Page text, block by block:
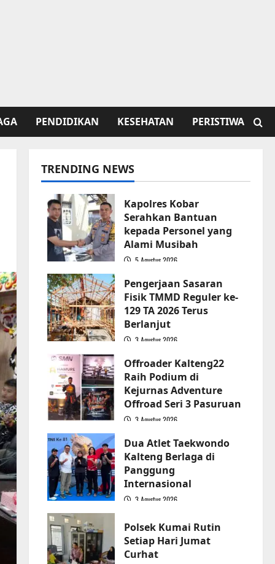
PENDIDIKAN KESEHATAN PERISTIWA
TRENDING NEWS
Kapolres Kobar
Serahkan Bantuan
kepada Personel yang
Alami Musibah
5 Agustus 2026
Pengerjaan Sasaran
Fisik TMMD Reguler ke-
129 TA 2026 Terus
Berlanjut
3 Agustus 2026
Offroader Kalteng22
Raih Podium di
Kejurnas Adventure
Offroad Seri 3 Pasuruan
3 Agustus 2026
Dua Atlet Taekwondo
Kalteng Berlaga di
Panggung
Internasional
3 Agustus 2026
Polsek Kumai Rutin
Setiap Hari Jumat
Curhat